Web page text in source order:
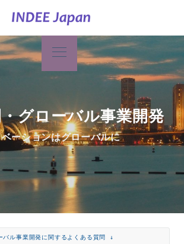
グローバル事業開発
ーションはグローバルに
バル事業開発に関するよくある質問 ↓